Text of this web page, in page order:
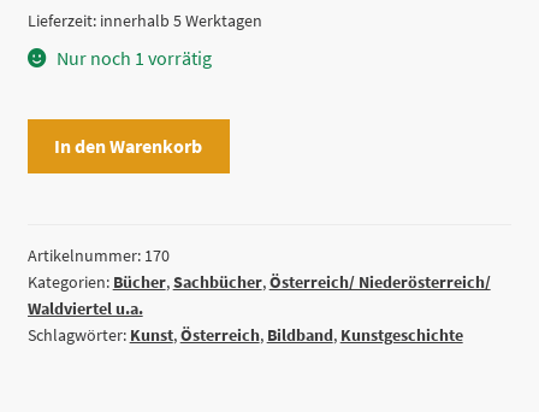
Lieferzeit: innerhalb 5 Werktagen
Nur noch 1 vorrätig
Dawid
Menge
In den Warenkorb
Artikelnummer: 170
Kategorien: Bücher,Sachbücher,Österreich/ Niederösterreich/
Waldviertel u.a.
Schlagwörter: Kunst,Österreich, Bildband, Kunstgeschichte